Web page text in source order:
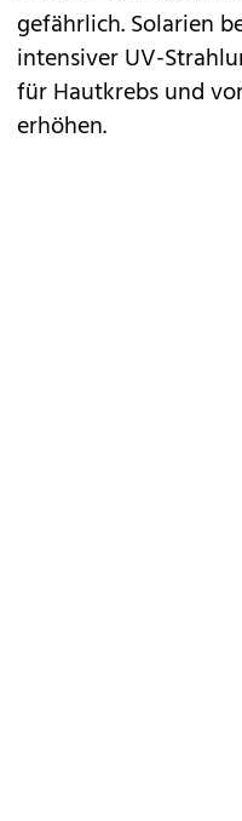
gefährlich. Solarien
intensiver UV-
für Hautkrebs und
erhöhen.